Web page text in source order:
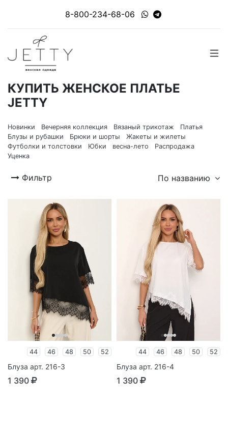
8-800-234-68-06
КУПИТЬ ЖЕНСКОЕ ПЛАТЬЕ
JETTY
Новинки Вечерняя коллекция Вязаный трикотаж
Платья
Блузы и рубашки
Брюки и шорты
Жакеты и жилеты
Футболки и толстовки
Юбки весна-лето
Распродажа
Уценка
Фильтр По названию
44 46 48 50 52
Блуза арт. 216-3
1 390
44 46 48 50 52
Блуза арт. 216-4
1 390